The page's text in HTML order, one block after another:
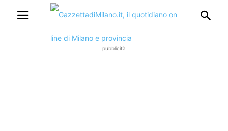
pubblicità